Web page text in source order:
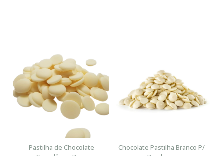
Pastilha de Chocolate
Chocolate Pastilha Branco P/